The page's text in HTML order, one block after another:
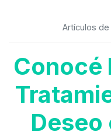
Artículos
Conocé
Deseo